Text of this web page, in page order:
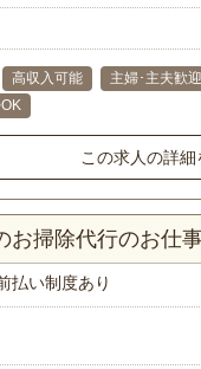
高収入可能 主婦･主夫歓迎
この求人の詳細
掃除代行のお仕
払い制度あり